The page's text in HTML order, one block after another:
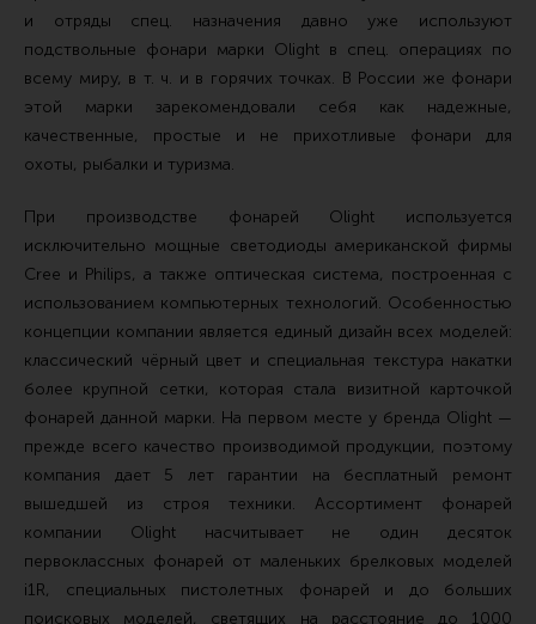
Газовая система
Возвратная система и буферы
Сошки
Идеи для подарков
Все разделы
Магазин для тех, кто стреляет
Каталог товаров для стрельбы
Снаряжение для IPSC
Кобуры для IPSC
Паучеры и патронташи
и отряды спец. назначения давно уже используют
подствольные фонари марки Olight в спец. операциях по
всему миру, в т. ч. и в горячих точках. В России же фонари
этой марки зарекомендовали себя как надежные,
качественные, простые и не прихотливые фонари для
охоты, рыбалки и туризма.
При производстве фонарей Olight используется
исключительно мощные светодиоды американской фирмы
Cree и Philips, а также оптическая система, построенная с
использованием компьютерных технологий. Особенностью
концепции компании является единый дизайн всех моделей:
классический чёрный цвет и специальная текстура накатки
более крупной сетки, которая стала визитной карточкой
фонарей данной марки. На первом месте у бренда Olight —
прежде всего качество производимой продукции, поэтому
компания дает 5 лет гарантии на бесплатный ремонт
вышедшей из строя техники. Ассортимент фонарей
компании Olight насчитывает не один десяток
первоклассных фонарей от маленьких брелковых моделей
i1R, специальных пистолетных фонарей и до больших
поисковых моделей, светящих на расстояние до 1000